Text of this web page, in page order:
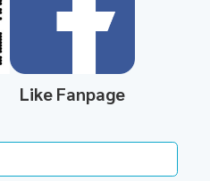
Like Fanpage